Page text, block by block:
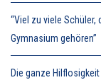
“Viel zu viele
Gymnasium gehören”
Die ganze